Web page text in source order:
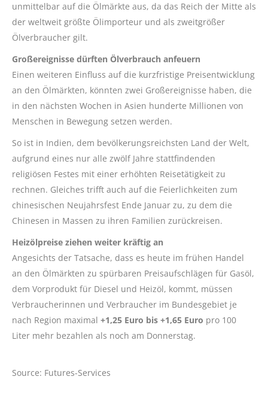
unmittelbar auf die Ölmärkte aus, da das Reich der Mitte als
der weltweit größte Ölimporteur und als zweitgrößer
Ölverbraucher gilt.
Großereignisse dürften Ölverbrauch anfeuern
Einen weiteren Einfluss auf die kurzfristige Preisentwicklung
an den Ölmärkten, könnten zwei Großereignisse haben, die
in den nächsten Wochen in Asien hunderte Millionen von
Menschen in Bewegung setzen werden.
So ist in Indien, dem bevölkerungsreichsten Land der Welt,
aufgrund eines nur alle zwölf Jahre stattfindenden
religiösen Festes mit einer erhöhten Reisetätigkeit zu
rechnen. Gleiches trifft auch auf die Feierlichkeiten zum
chinesischen Neujahrsfest Ende Januar zu, zu dem die
Chinesen in Massen zu ihren Familien zurückreisen.
Heizölpreise ziehen weiter kräftig an
Angesichts der Tatsache, dass es heute im frühen Handel
an den Ölmärkten zu spürbaren Preisaufschlägen für Gasöl,
dem Vorprodukt für Diesel und Heizöl, kommt, müssen
Verbraucherinnen und Verbraucher im Bundesgebiet je
nach Region maximal +1,25 Euro bis +1,65 Euro pro 100
Liter mehr bezahlen als noch am Donnerstag.
Source: Futures-Services